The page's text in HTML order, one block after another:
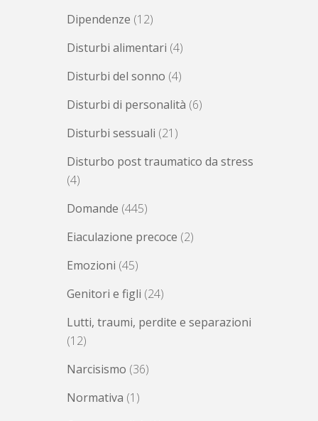
Dipendenze (12)
Disturbi alimentari (4)
Disturbi del sonno (4)
Disturbi di personalità (6)
Disturbi sessuali (21)
Disturbo post traumatico da stress
(4)
Domande (445)
Eiaculazione precoce (2)
Emozioni (45)
Genitori e figli (24)
Lutti, traumi, perdite e separazioni
(12)
Narcisismo (36)
Normativa (1)